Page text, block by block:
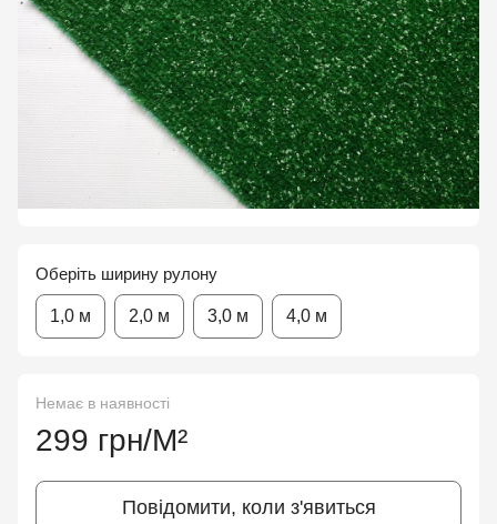
Оберіть ширину рулону
1,0 м 2,0 м 3,0 м 4,0 м
Немає в наявності
299 грн/М²
Повідомити, коли з'явиться